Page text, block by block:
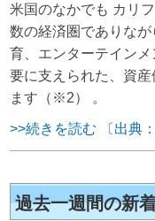
米国のなかでも カリ
数の経済圏でありな
育、エンターテイン
要に支えられた、資
ます（※2） 。
>>続きを読む 〔出典
過去一週間の新